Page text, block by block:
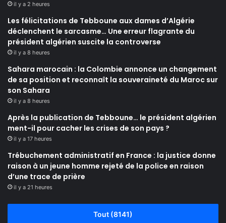
il y a 2 heures
Les félicitations de Tebboune aux dames d’Algérie
déclenchent le sarcasme… Une erreur flagrante du
président algérien suscite la controverse
il y a 8 heures
Sahara marocain : la Colombie annonce un changement
de sa position et reconnaît la souveraineté du Maroc sur
son Sahara
il y a 8 heures
Après la publication de Tebboune… le président algérien
ment-il pour cacher les crises de son pays ?
il y a 17 heures
Trébuchement administratif en France : la justice donne
raison à un jeune homme rejeté de la police en raison
d’une trace de prière
il y a 21 heures
Tout (8141)